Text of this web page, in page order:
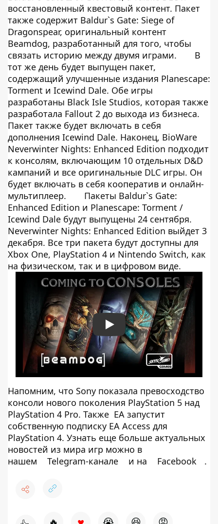
восстановленный квестовый контент. Пакет
также содержит Baldur`s Gate: Siege of
Dragonspear, оригинальный контент
Beamdog, разработанный для того, чтобы
связать историю между двумя играми.
В
тот же день будет выпущен пакет,
содержащий улучшенные издания Planescape:
Torment и Icewind Dale. Обе игры
разработаны Black Isle Studios, которая также
разработала Fallout 2 до выхода из бизнеса.
Пакет также будет включать в себя
дополнения Icewind Dale. Наконец, BioWare
Neverwinter Nights: Enhanced Edition подходит
к консолям, включающим 10 отдельных D&D
кампаний и все оригинальные DLC игры. Он
будет включать в себя кооператив и онлайн-
мультиплеер.
Пакеты Baldur`s Gate:
Enhanced Edition и Planescape: Torment /
Icewind Dale будут выпущены 24 сентября.
Neverwinter Nights: Enhanced Edition выйдет 3
декабря. Все три пакета будут доступны для
Xbox One, PlayStation 4 и Nintendo Switch, как
на физическом, так и в цифровом виде.
Play
Напомним, что Sony показала превосходство
консоли нового поколения PlayStation 5 над
PlayStation 4 Pro. Также ЕА запустит
собственную подписку EA Access для
PlayStation 4. Узнать еще больше актуальных
новостей из мира игр можно в
нашем
Telegram-канале и на Facebook .